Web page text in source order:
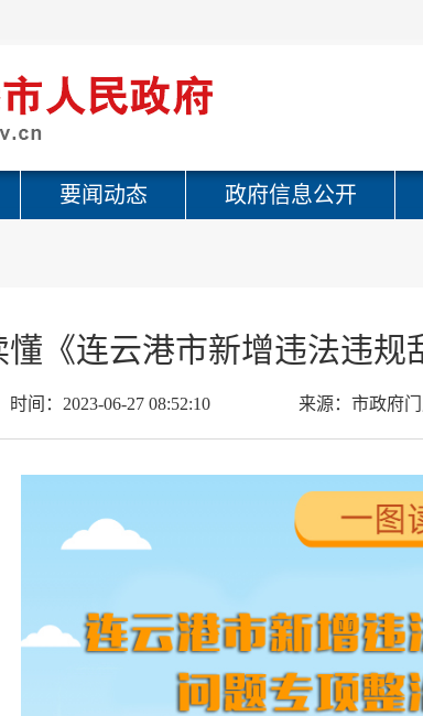
要闻动态 政府信息公开
懂《连云港市新增违法违规
时间： 2023-06-27 08:52:10 来源： 市政府